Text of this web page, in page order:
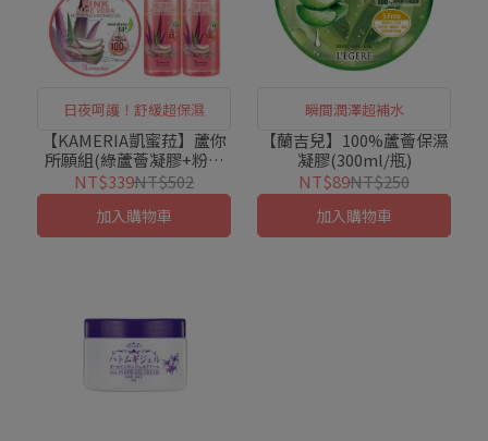
日夜呵護！舒緩超保濕
【KAMERIA凱蜜菈】蘆你
所願組(綠蘆薈凝膠+粉紅
蘆薈凝膠+粉紅蘆薈噴霧
*2)
NT$339NT$502
加入購物車
瞬間潤澤超補水
【蘭吉兒】100%蘆薈保濕
凝膠(300ml/瓶)
NT$89NT$250
加入購物車